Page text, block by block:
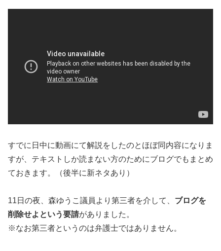
すでに日中に動画にて解説をしたのとほぼ同内容になりま
すが、テキストしか読まない方のためにブログでもまとめ
ておきます。（後半に新ネタあり）
11日の夜、森ゆうこ議員より第三者を介して、 ブログを
削除せよという要請がありました。
※なお第三者というのは弁護士ではありません。